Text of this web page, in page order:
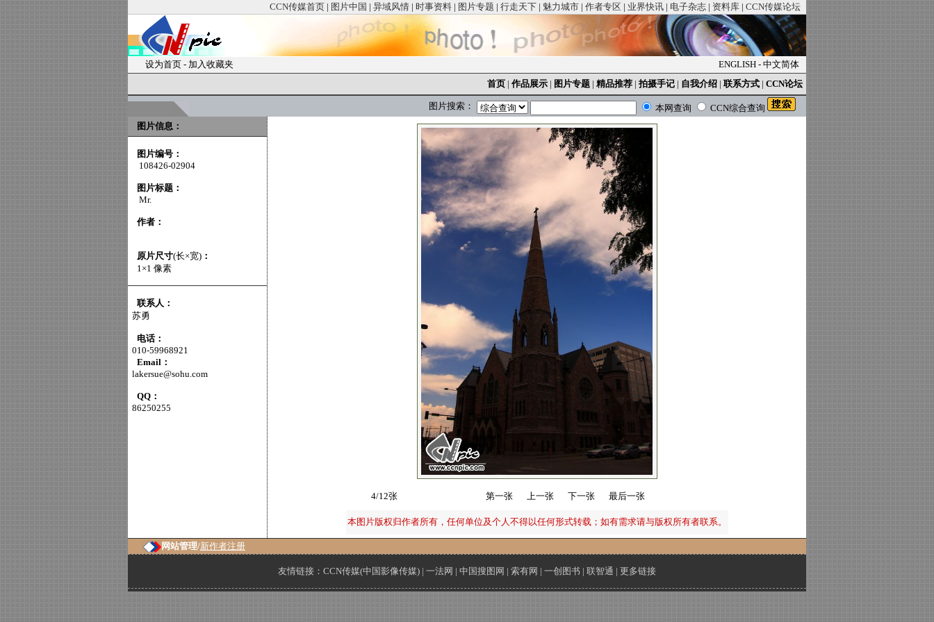
CCN传媒首页 | 图片中国 | 异域风情 | 时事资料 | 图片专题 | 行走天下 | 魅力城市 | 作者专区 | 业界快讯 | 电子杂志 | 资料库 | CCN传媒论坛
设为首页 - 加入收藏夹 ENGLISH - 中文简体
首页 | 作品展示 | 图片专题 | 精品推荐 | 拍摄手记 | 自我介绍 | 联系方式 | CCN论坛
图片搜索： 本网查询
CCN综合查询
图片信息：
图片编号：
108426-02904
图片标题：
Mr.
作者：
原片尺寸(长×宽) ：
1×1 像素
联系人：
苏勇
电话：
010-59968921
Email：
lakersue@sohu.com
QQ：
86250255
4/12张 第一张 上一张 下一张 最后一张
本图片版权归作者所有，任何单位及个人不得以任何形式转载；如有需求请与版权所有者联系。
网站管理/新作者注册
友情链接： CCN传媒(中国影像传媒) | 一法网 | 中国搜图网 | 索有网 | 一创图书 | 联智通 | 更多链接